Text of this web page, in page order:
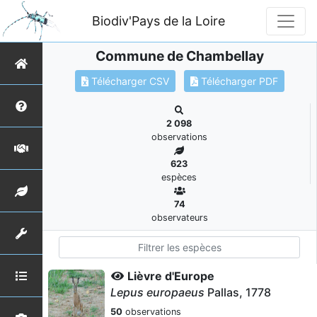
Biodiv'Pays de la Loire
Commune de Chambellay
Télécharger CSV Télécharger PDF
2 098
observations
623
espèces
74
observateurs
Lièvre d'Europe
Lepus europaeus Pallas, 1778
50 observations